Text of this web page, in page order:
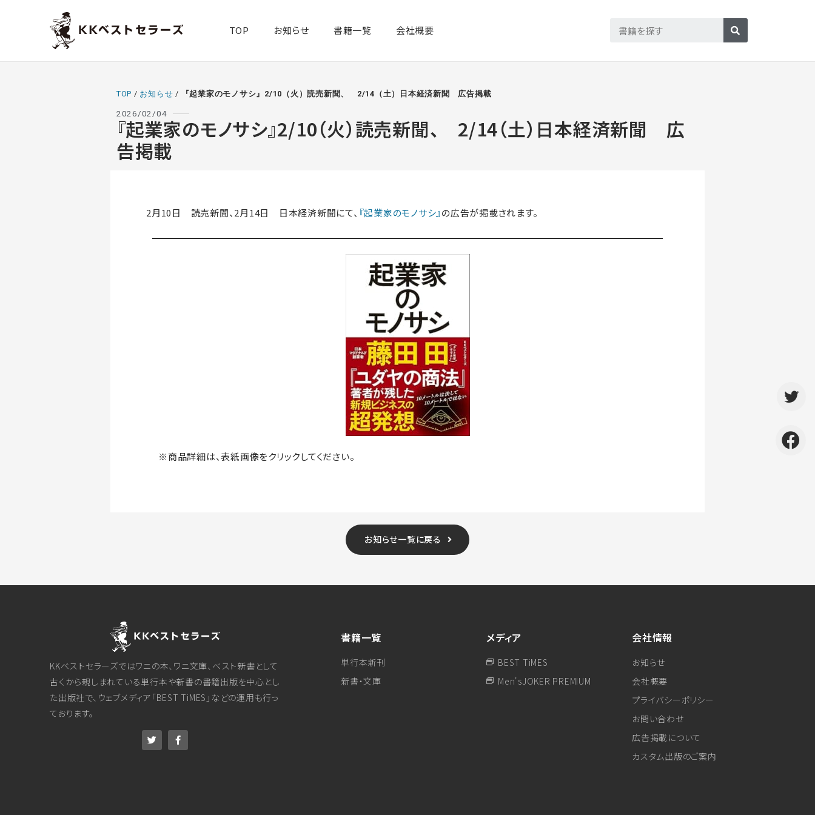
TOP お知らせ 書籍一覧​ 会社概要
TOP / お知らせ / 『起業家のモノサシ』2/10（火）読売新聞、 2/14（土）日本経済新聞 広告掲載
2026/02/04
『起業家のモノサシ』2/10（火）読売新聞、 2/14（土）日本経済新聞 広
告掲載
2月10日 読売新聞、2月14日 日本経済新聞にて、 『起業家のモノサシ』の広告が掲載されます。
※商品詳細は、表紙画像をクリックしてください。
お知らせ一覧に戻る
KKベストセラーズではワニの本、ワニ文庫、ベスト新書として
古くから親しまれている単行本や新書の書籍出版を中心とし
た出版社で、ウェブメディア「BEST TiMES」などの運用も行っ
ております。
書籍一覧
単行本新刊
新書・文庫
メディア
BEST TiMES
Men'sJOKER PREMIUM
会社情報
お知らせ
会社概要
プライバシーポリシー
お問い合わせ
広告掲載について
カスタム出版のご案内